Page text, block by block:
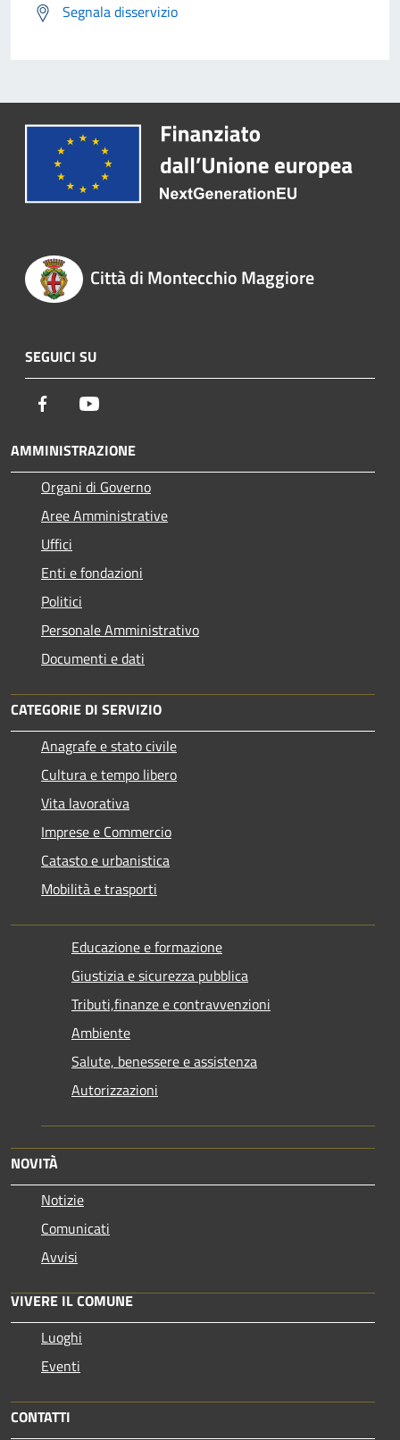
Segnala disservizio
Città di Montecchio Maggiore
SEGUICI SU
Facebook
AMMINISTRAZIONE
Organi di Governo
Aree Amministrative
Uffici
Enti e fondazioni
Politici
Personale Amministrativo
Documenti e dati
CATEGORIE DI SERVIZIO
Anagrafe e stato civile
Cultura e tempo libero
Vita lavorativa
Imprese e Commercio
Catasto e urbanistica
Mobilità e trasporti
Educazione e formazione
Giustizia e sicurezza pubblica
Tributi,finanze e contravvenzioni
Ambiente
Salute, benessere e assistenza
Autorizzazioni
NOVITÀ
Notizie
Comunicati
Avvisi
VIVERE IL COMUNE
Luoghi
Eventi
CONTATTI